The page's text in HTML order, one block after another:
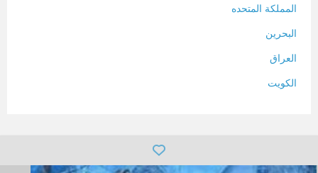
المملكة المتحده
البحرين
العراق
الكويت